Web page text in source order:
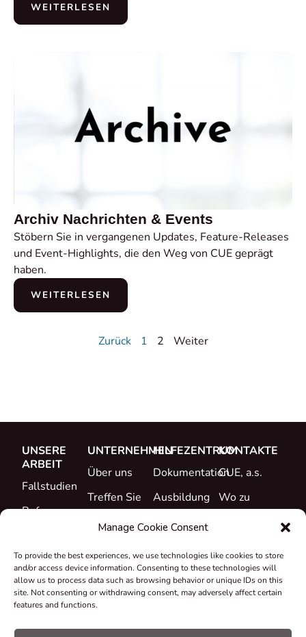
Manage Cookie Consent
To provide the best experiences, we use technologies like cookies to store
and/or access device information. Consenting to these technologies will
allow us to process data such as browsing behavior or unique IDs on this
site. Not consenting or withdrawing consent, may adversely affect certain
features and functions.
WEITERLESEN
Archiv Nachrichten & Events
Stöbern Sie in vergangenen Updates, Feature-Releases
und Event-Highlights, die den Weg von CUE geprägt
haben.
WEITERLESEN
Zurück 1 2 Weiter
UNSERE
ARBEIT
Fallstudien
Referenzen
UNTERNEHMEN
Über uns
Treffen Sie
das Team
Zertifikate &
Erklärungen
Rücknahme
HILFEZENTRUM
Dokumentation
Ausbildung
Support
KONTAKTE
CUE, a.s.
Wo zu
kaufen